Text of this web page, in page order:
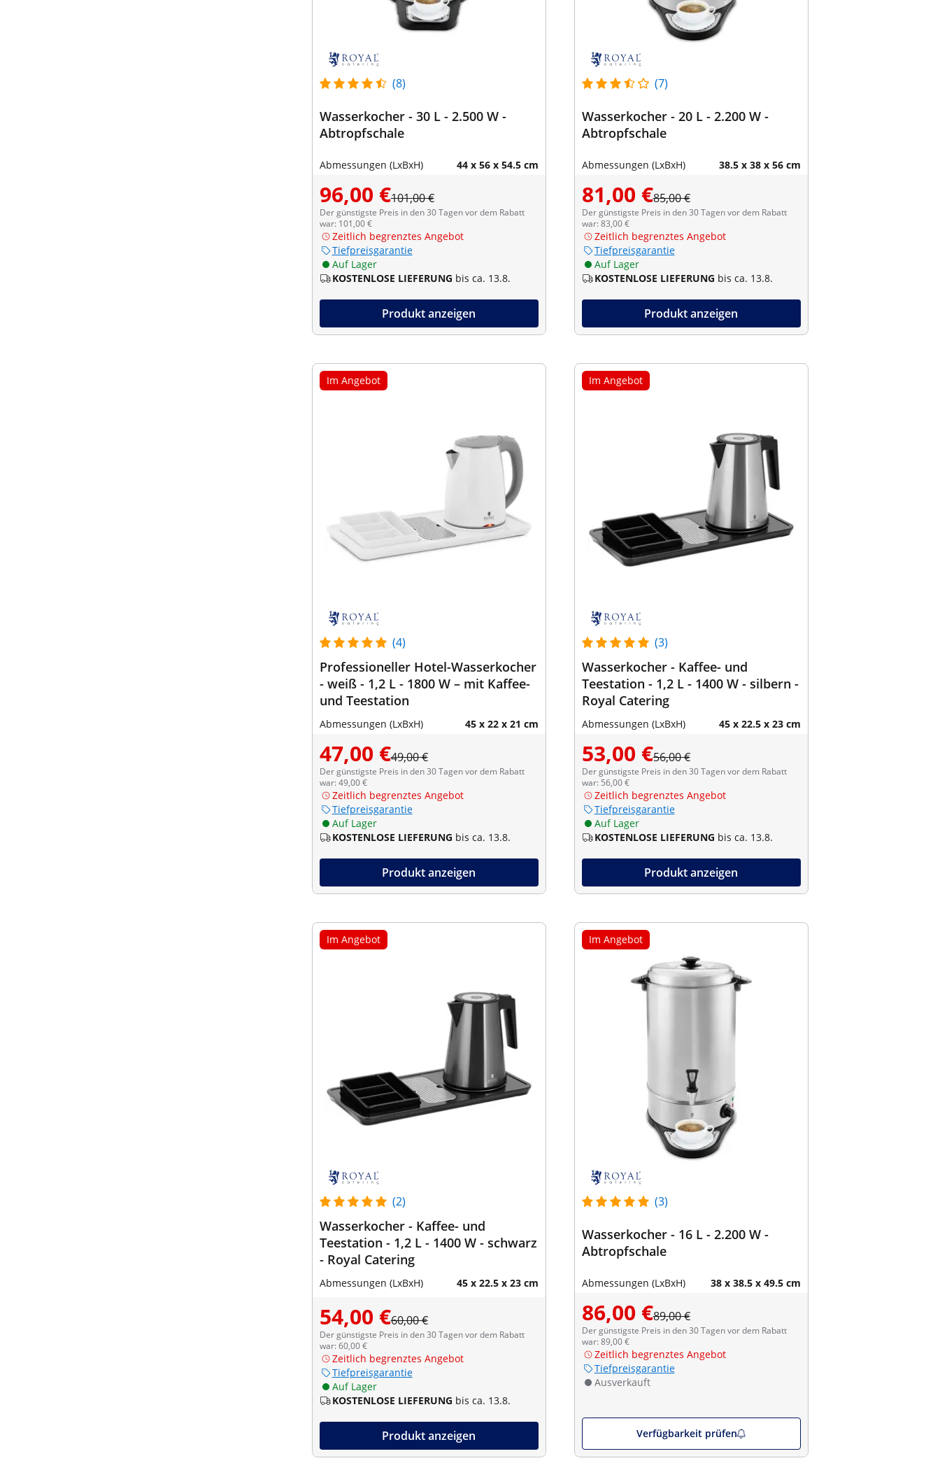
(8)
Wasserkocher - 30 L - 2.500 W -
Abtropfschale
Abmessungen (LxBxH) 44 x 56 x 54.5 cm
96,00 €101,00 €
Der günstigste Preis in den 30 Tagen vor dem Rabatt
war: 101,00 €
Zeitlich begrenztes Angebot
Tiefpreisgarantie
Auf Lager
KOSTENLOSE LIEFERUNG bis ca. 13.8.
Produkt anzeigen
(7)
Wasserkocher - 20 L - 2.200 W -
Abtropfschale
Abmessungen (LxBxH) 38.5 x 38 x 56 cm
81,00 €85,00 €
Der günstigste Preis in den 30 Tagen vor dem Rabatt
war: 83,00 €
Zeitlich begrenztes Angebot
Tiefpreisgarantie
Auf Lager
KOSTENLOSE LIEFERUNG bis ca. 13.8.
Produkt anzeigen
Im Angebot
(4)
Professioneller Hotel-Wasserkocher
- weiß - 1,2 L - 1800 W – mit Kaffee-
und Teestation
Abmessungen (LxBxH) 45 x 22 x 21 cm
47,00 €49,00 €
Der günstigste Preis in den 30 Tagen vor dem Rabatt
war: 49,00 €
Zeitlich begrenztes Angebot
Tiefpreisgarantie
Auf Lager
KOSTENLOSE LIEFERUNG bis ca. 13.8.
Produkt anzeigen
Im Angebot
(3)
Wasserkocher - Kaffee- und
Teestation - 1,2 L - 1400 W - silbern -
Royal Catering
Abmessungen (LxBxH) 45 x 22.5 x 23 cm
53,00 €56,00 €
Der günstigste Preis in den 30 Tagen vor dem Rabatt
war: 56,00 €
Zeitlich begrenztes Angebot
Tiefpreisgarantie
Auf Lager
KOSTENLOSE LIEFERUNG bis ca. 13.8.
Produkt anzeigen
Im Angebot
(2)
Wasserkocher - Kaffee- und
Teestation - 1,2 L - 1400 W - schwarz
- Royal Catering
Abmessungen (LxBxH) 45 x 22.5 x 23 cm
54,00 €60,00 €
Der günstigste Preis in den 30 Tagen vor dem Rabatt
war: 60,00 €
Zeitlich begrenztes Angebot
Tiefpreisgarantie
Auf Lager
KOSTENLOSE LIEFERUNG bis ca. 13.8.
Produkt anzeigen
Im Angebot
(3)
Wasserkocher - 16 L - 2.200 W -
Abtropfschale
Abmessungen (LxBxH) 38 x 38.5 x 49.5 cm
86,00 €89,00 €
Der günstigste Preis in den 30 Tagen vor dem Rabatt
war: 89,00 €
Zeitlich begrenztes Angebot
Tiefpreisgarantie
Ausverkauft
Verfügbarkeit prüfen